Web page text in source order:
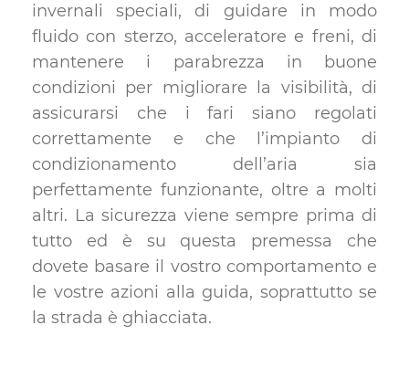
invernali speciali, di guidare in modo
fluido con sterzo, acceleratore e freni, di
mantenere i parabrezza in buone
condizioni per migliorare la visibilità, di
assicurarsi che i fari siano regolati
correttamente e che l’impianto di
condizionamento dell’aria sia
perfettamente funzionante, oltre a molti
altri. La sicurezza viene sempre prima di
tutto ed è su questa premessa che
dovete basare il vostro comportamento e
le vostre azioni alla guida, soprattutto se
la strada è ghiacciata.